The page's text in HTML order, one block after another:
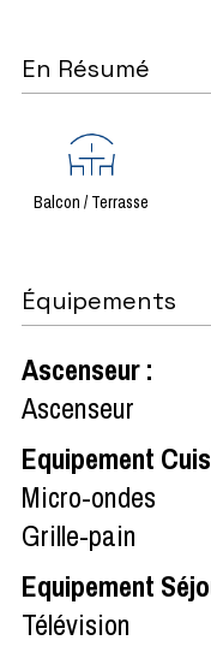
En Résumé
Balcon / Terrasse
Équipements
Ascenseur:
Ascenseur
Equipement
Micro-ondes
Grille-pain
Equipement
Télévision